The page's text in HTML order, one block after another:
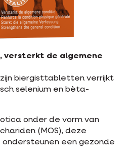
versterkt de algemene
biergisttabletten verrijkt
selenium en bèta-
onder de vorm van
(MOS), deze
ondersteunen een gezonde